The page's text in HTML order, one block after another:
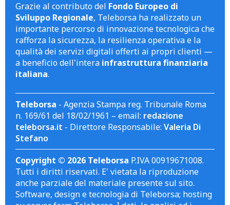
Grazie al contributo del Fondo Europeo di
Sviluppo Regionale, Teleborsa ha realizzato un
importante percorso di innovazione tecnologica che
rafforza la sicurezza, la resilienza operativa e la
qualità dei servizi digitali offerti ai propri clienti —
a beneficio dell'intera infrastruttura finanziaria
italiana.
Teleborsa - Agenzia Stampa reg. Tribunale Roma
n. 169/61 del 18/02/1961 – email: redazione
teleborsa.it - Direttore Responsabile: Valeria Di
Stefano
Copyright © 2026 Teleborsa P.IVA 00919671008.
Tutti i diritti riservati. E' vietata la riproduzione
anche parziale del materiale presente sul sito.
Software, design e tecnologia di Teleborsa; hosting